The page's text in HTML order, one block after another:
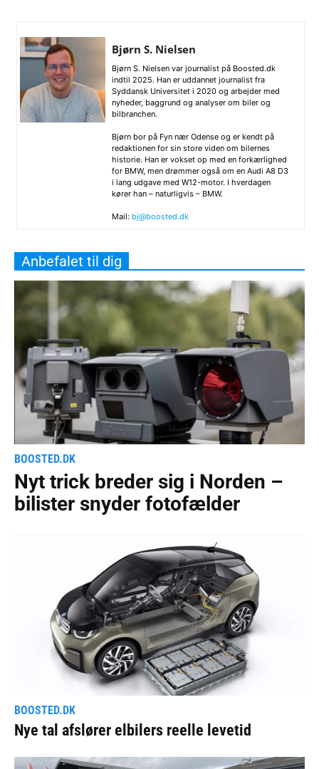
Bjørn S. Nielsen
Bjørn S. Nielsen var journalist på Boosted.dk
indtil 2025. Han er uddannet journalist fra
Syddansk Universitet i 2020 og arbejder med
nyheder, baggrund og analyser om biler og
bilbranchen.
Bjørn bor på Fyn nær Odense og er kendt på
redaktionen for sin store viden om bilernes
historie. Han er vokset op med en forkærlighed
for BMW, men drømmer også om en Audi A8 D3
i lang udgave med W12-motor. I hverdagen
kører han – naturligvis – BMW.
Mail: bj@boosted.dk